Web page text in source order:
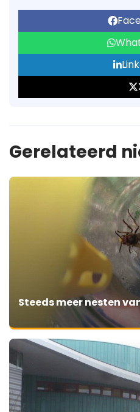
Gerelateerd
Steeds meer nesten